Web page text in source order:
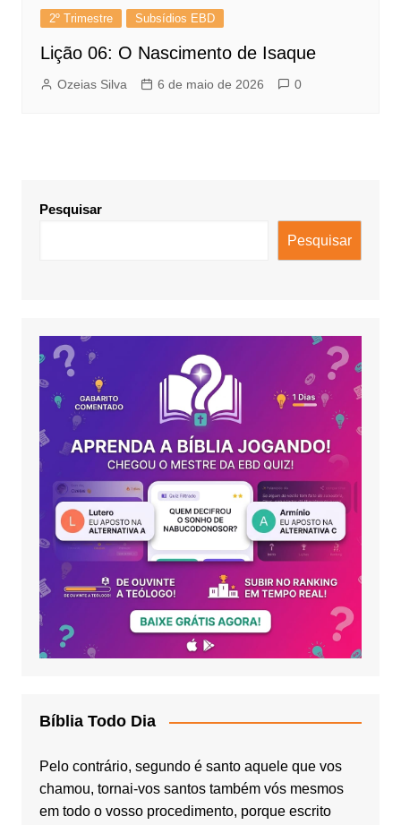
2º Trimestre Subsídios EBD
Lição 06: O Nascimento de Isaque
Ozeias Silva 6 de maio de 2026 0
Pesquisar
Pesquisar
Bíblia Todo Dia
Pelo contrário, segundo é santo aquele que vos
chamou, tornai-vos santos também vós mesmos
em todo o vosso procedimento, porque escrito